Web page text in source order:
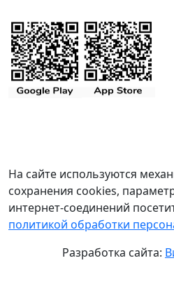
На сайте используются
сохранения cookies,
интернет-соединений
политикой обработки
Разработка сайта: